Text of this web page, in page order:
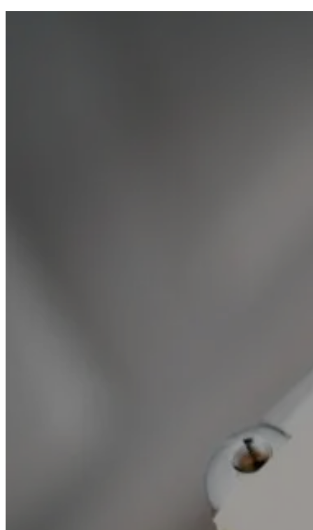
Entreprise & Carrière: Interview
d’Emmanuel Daoud et de Cindy
Josseran sur la responsabilité